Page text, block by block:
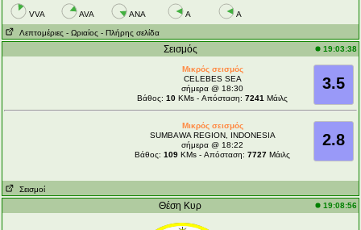
VVA AVA ANA A A
Λεπτομέριες - Ωριαίος - Πλήρης σελίδα
Σεισμός 19:03:38
3.5
Μικρός σεισμός
CELEBES SEA
σήμερα @ 18:30
Βάθος:10 KMs - Απόσταση:7241 Μάιλς
2.8
Μικρός σεισμός
SUMBAWA REGION, INDONESIA
σήμερα @ 18:22
Βάθος:109 KMs - Απόσταση:7727 Μάιλς
Σεισμοί
Θέση Κυρ 19:08:56